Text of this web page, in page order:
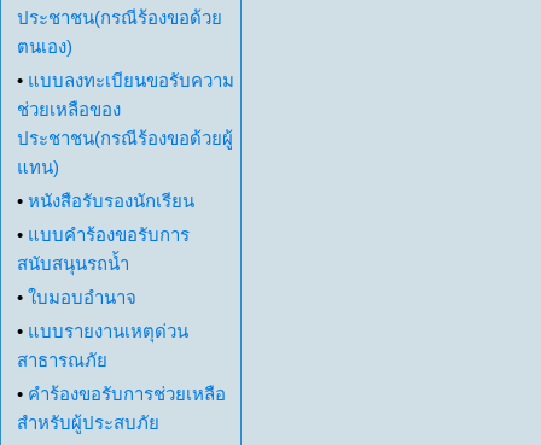
ประชาชน(กรณีร้องขอด้วย
ตนเอง)
• แบบลงทะเบียนขอรับความ
ช่วยเหลือของ
ประชาชน(กรณีร้องขอด้วยผู้
แทน)
• หนังสือรับรองนักเรียน
• แบบคำร้องขอรับการ
สนับสนุนรถน้ำ
• ใบมอบอำนาจ
• แบบรายงานเหตุด่วน
สาธารณภัย
• คำร้องขอรับการช่วยเหลือ
สำหรับผู้ประสบภัย